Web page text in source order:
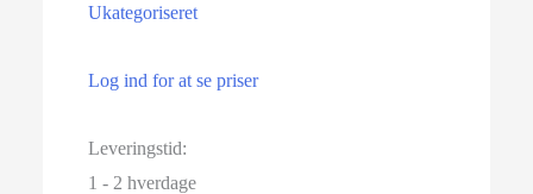
Ukategoriseret
Log ind for at se priser
Leveringstid:
1 - 2 hverdage